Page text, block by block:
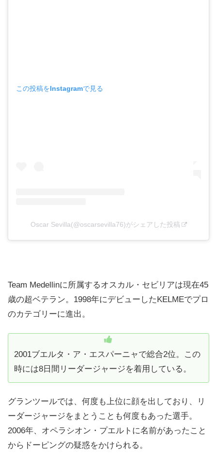
この投稿をInstagramで見る
Oscar Sevilla(@oscarsevilla76)がシェアした投稿
Team Medellinに所属するオスカル・セビリアは現在45
歳の超ベテラン。1998年にデビューしたKELMEでプロ
のカテゴリーに進出。
2001ブエルタ・ア・エスパーニャで総合2位。この
時には8日間リーダージャージを着用している。
グランツールでは、何度も上位に顔を出しており、リ
ーダージャージをまとうことも何度もあった選手。
2006年、オペラシオン・プエルトに名前があったこと
からドーピングの疑惑をかけられる。